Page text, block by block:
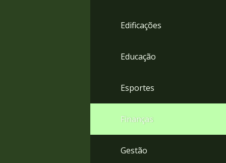
Edificações
Educação
Esportes
Finanças
Gestão